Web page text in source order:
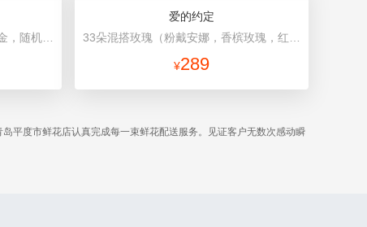
爱的约定
¥289
平度市鲜花店认真完成每一束鲜花配送服务。见证客户无数次感动瞬